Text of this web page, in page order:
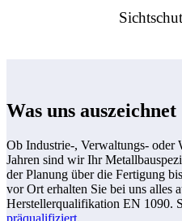
Was uns auszeichnet
Ob Industrie-, Verwaltungs- oder
Jahren sind wir Ihr
der Planung über die Fertigung
vor Ort erhalten Sie bei uns alles
Herstellerqualifikation EN 1090.